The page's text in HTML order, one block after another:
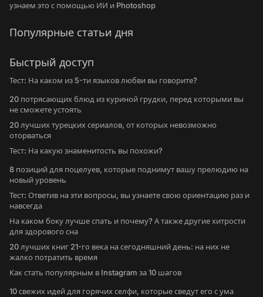
узнаем это с помощью ИИ и Photoshop
Популярные статьи дня
Быстрый доступ
Тест: На каком из 5-ти языков любви вы говорите?
20 потрясающих блюд из куриной грудки, перед которыми вы
не сможете устоять
20 лучших турецких сериалов, от которых невозможно
оторваться
Тест: На какую знаменитость вы похожи?
8 позиций для поцелуев, которые поднимут вашу прелюдию на
новый уровень
Тест: Ответив на эти вопросы, вы узнаете свою ориентацию раз и
навсегда
На каком боку лучше спать и почему? А также другие хитрости
для здорового сна
20 лучших книг 21-го века на сегодняшний день: на них не
жалко потратить время
Как стать популярным в Instagram за 10 шагов
10 свежих идей для горячих селфи, которые сведут его с ума